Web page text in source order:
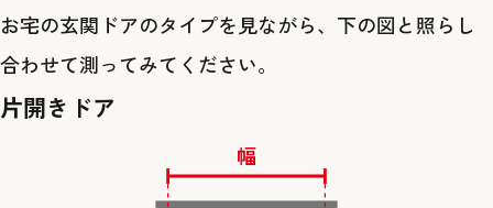
お宅の玄関ドアのタイプを見ながら、下の図と照らし
合わせて測ってみてください。
片開きドア
幅